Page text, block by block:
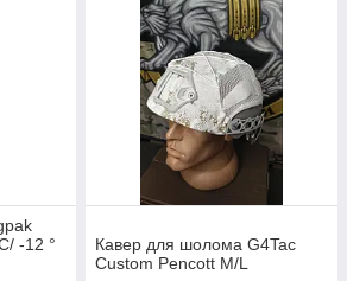
-12 °
Кавер для шолома G4Tac
Custom Pencott M/L